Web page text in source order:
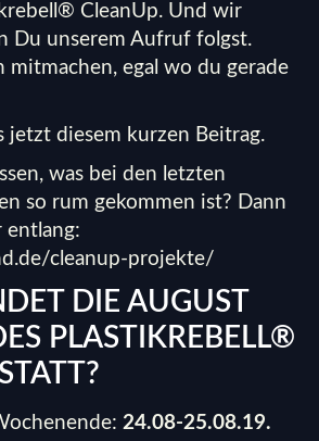
CleanUp. Und wir
Du unserem Aufruf folgst.
mitmachen, egal wo du gerade
jetzt diesem kurzen Beitrag.
was bei den letzten
so rum gekommen ist? Dann
entlang:
cleanup-projekte/
DIE AUGUST
PLASTIKREBELL®
24.08-25.08.19.